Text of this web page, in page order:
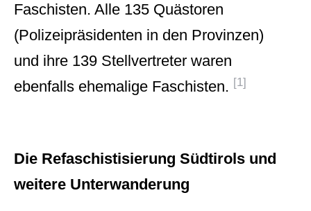
Faschisten. Alle 135 Quästoren
(Polizeipräsidenten in den Provinzen)
und ihre 139 Stellvertreter waren
ebenfalls ehemalige Faschisten. [1]
Die Refaschistisierung Südtirols und
weitere Unterwanderung